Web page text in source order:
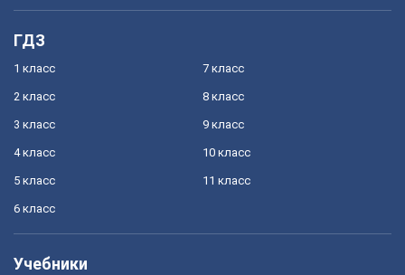
ГДЗ
1 класс
2 класс
3 класс
4 класс
5 класс
6 класс
7 класс
8 класс
9 класс
10 класс
11 класс
Учебники